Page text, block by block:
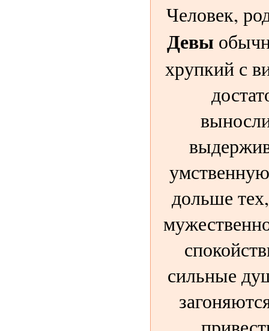
Человек,
Девы
хрупкий с
дольше
сильные